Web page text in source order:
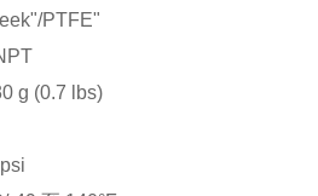
PTFE"
g (0.7 lbs)